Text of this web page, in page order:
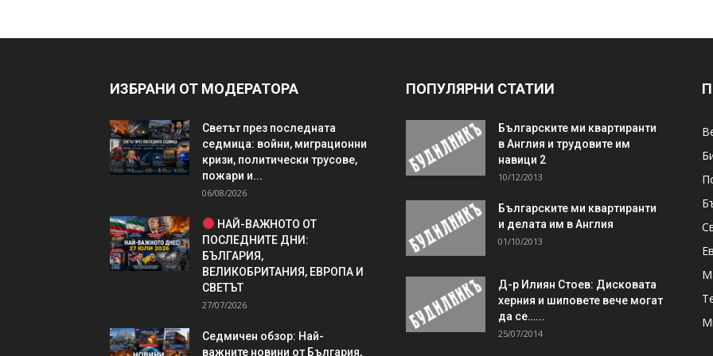
ИЗБРАНИ ОТ МОДЕРАТОРА
Светът през последната
седмица: войни, миграционни
кризи, политически трусове,
пожари и...
06/08/2026
НАЙ-ВАЖНОТО ОТ
ПОСЛЕДНИТЕ ДНИ:
БЪЛГАРИЯ,
ВЕЛИКОБРИТАНИЯ, ЕВРОПА И
СВЕТЪТ
27/07/2026
Седмичен обзор: Най-
важните новини от България,
ПОПУЛЯРНИ СТАТИИ
Българските ми квартиранти
в Англия и трудовите им
навици 2
10/12/2013
Българските ми квартиранти
и делата им в Англия
01/10/2013
Д-р Илиян Стоев: Дисковата
херния и шиповете вече могат
да се…...
25/07/2014